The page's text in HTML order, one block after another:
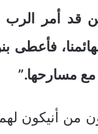
قد أمر
فأعطى
مسارحها.”
من أنيكون